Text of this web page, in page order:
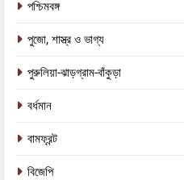
পশ্চিমবঙ্গ
পুজো, শাস্ত্র ও ভাগ্য
পুরুলিয়া-ঝাড়গ্রাম-বাঁকুড়া
বর্ধমান
বামফ্রন্ট
বিজেপি